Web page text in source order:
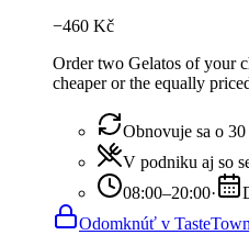
−460 Kč
Order two Gelatos of your
cheaper or the equally
Obnovuje sa o
V podniku aj so
08:00–20:00·
Odomknúť v